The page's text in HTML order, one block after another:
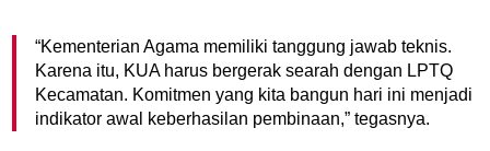
“Kementerian Agama memiliki tanggung jawab teknis.
Karena itu, KUA harus bergerak searah dengan LPTQ
Kecamatan. Komitmen yang kita bangun hari ini menjadi
indikator awal keberhasilan pembinaan,” tegasnya.